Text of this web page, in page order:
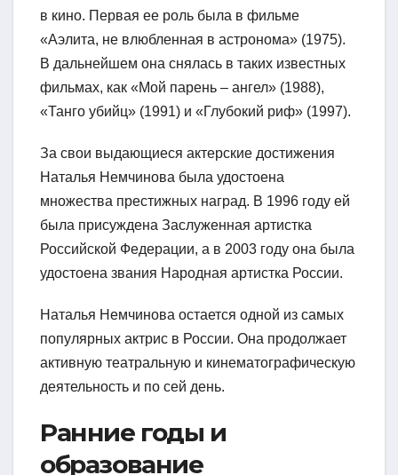
в кино. Первая ее роль была в фильме
«Аэлита, не влюбленная в астронома» (1975).
В дальнейшем она снялась в таких известных
фильмах, как «Мой парень – ангел» (1988),
«Танго убийц» (1991) и «Глубокий риф» (1997).
За свои выдающиеся актерские достижения
Наталья Немчинова была удостоена
множества престижных наград. В 1996 году ей
была присуждена Заслуженная артистка
Российской Федерации, а в 2003 году она была
удостоена звания Народная артистка России.
Наталья Немчинова остается одной из самых
популярных актрис в России. Она продолжает
активную театральную и кинематографическую
деятельность и по сей день.
Ранние годы и
образование